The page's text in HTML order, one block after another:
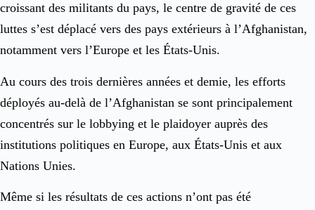
croissant des militants du pays, le centre de gravité de ces
luttes s’est déplacé vers des pays extérieurs à l’Afghanistan,
notamment vers l’Europe et les États-Unis.
Au cours des trois dernières années et demie, les efforts
déployés au-delà de l’Afghanistan se sont principalement
concentrés sur le lobbying et le plaidoyer auprès des
institutions politiques en Europe, aux États-Unis et aux
Nations Unies.
Même si les résultats de ces actions n’ont pas été